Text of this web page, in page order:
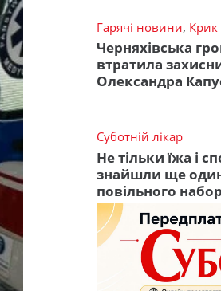
Гарячі новини, Крик
Черняхівська
втратила
Олександра
Суботній лікар
Не тільки їжа і
знайшли ще
повільного